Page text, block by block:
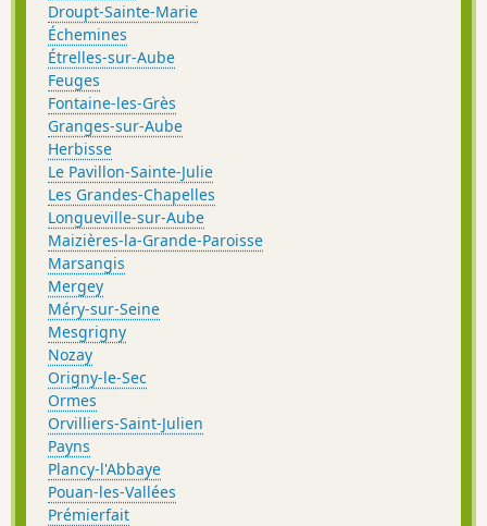
Droupt-Sainte-Marie
Échemines
Étrelles-sur-Aube
Feuges
Fontaine-les-Grès
Granges-sur-Aube
Herbisse
Le Pavillon-Sainte-Julie
Les Grandes-Chapelles
Longueville-sur-Aube
Maizières-la-Grande-Paroisse
Marsangis
Mergey
Méry-sur-Seine
Mesgrigny
Nozay
Origny-le-Sec
Ormes
Orvilliers-Saint-Julien
Payns
Plancy-l'Abbaye
Pouan-les-Vallées
Prémierfait